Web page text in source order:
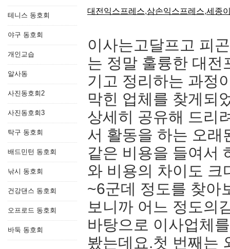
테니스 동호회
야구 동호회
개인교습
알사동
사진동호회2
사진동호회3
탁구 동호회
배드민턴 동호회
낚시 동호회
건강댄스 동호회
오프로드 동호회
바둑 동호회
대전익스프레스,삼손익스프레스,세종
이사는고달프고 피
는 정말 훌륭한 대전
기고 정리하는 과정
막힌 업체를 찾게되
상세히 공유해 드리
서 활동을 하는 오래
같은 비용을 들여서
와 비용의 차이도 크
~6군데 정도를 찾아
보니까 어느 정도의
바탕으로 이사업체
봤는데요.첫 번째는